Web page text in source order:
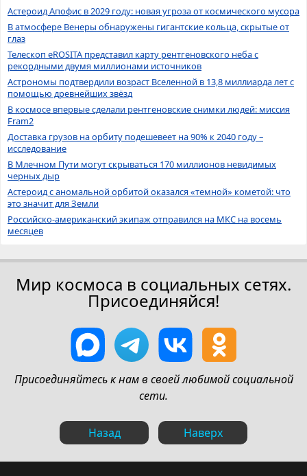
Астероид Апофис в 2029 году: новая угроза от космического мусора
В атмосфере Венеры обнаружены гигантские кольца, скрытые от
глаз
Телескоп eROSITA представил карту рентгеновского неба с
рекордными двумя миллионами источников
Астрономы подтвердили возраст Вселенной в 13,8 миллиарда лет с
помощью древнейших звёзд
В космосе впервые сделали рентгеновские снимки людей: миссия
Fram2
Доставка грузов на орбиту подешевеет на 90% к 2040 году –
исследование
В Млечном Пути могут скрываться 170 миллионов невидимых
черных дыр
Астероид с аномальной орбитой оказался «темной» кометой: что
это значит для Земли
Российско-американский экипаж отправился на МКС на восемь
месяцев
Мир космоса в социальных сетях.
Присоединяйся!
Присоединяйтесь к нам в своей любимой социальной
сети.
Назад Наверх